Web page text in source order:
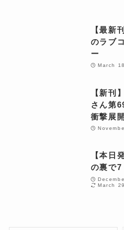
【最新
のラブ
ー
March
【新刊
さん第
衝撃展開
【本日
の裏で7
March